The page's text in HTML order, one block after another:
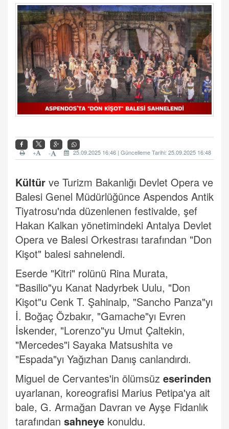
25.09.2025 16:46 | Güncelleme Tarihi: 25.09.2025 16:48
-
+
Kültür ve Turizm Bakanlığı Devlet Opera ve
Balesi Genel Müdürlüğünce Aspendos Antik
Tiyatrosu'nda düzenlenen festivalde, şef
Hakan Kalkan yönetimindeki Antalya Devlet
Opera ve Balesi Orkestrası tarafından "Don
Kişot" balesi sahnelendi.
Eserde "Kitri" rolünü Rina Murata,
"Basilio"yu Kanat Nadyrbek Uulu, "Don
Kişot"u Cenk T. Şahinalp, "Sancho Panza"yı
İ. Boğaç Özbakır, "Gamache"yı Evren
İskender, "Lorenzo"yu Umut Çaltekin,
"Mercedes"i Sayaka Matsushita ve
"Espada"yı Yağızhan Danış canlandırdı.
Miguel de Cervantes'in ölümsüz eserinden
uyarlanan, koreografisi Marius Petipa'ya ait
bale, G. Armağan Davran ve Ayşe Fidanlık
tarafından sahneye konuldu.